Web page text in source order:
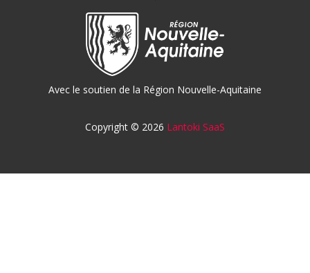
Avec le soutien de la Région Nouvelle-Aquitaine
Copyright © 2026 Lantoki SaaS